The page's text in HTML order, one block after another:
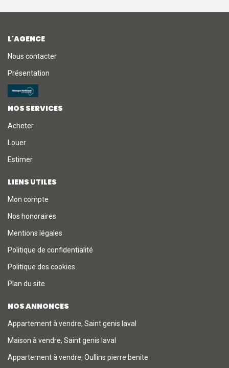
L'AGENCE
Nous contacter
Présentation
NOS SERVICES
Acheter
Louer
Estimer
LIENS UTILES
Mon compte
Nos honoraires
Mentions légales
Politique de confidentialité
Politique des cookies
Plan du site
NOS ANNONCES
Appartement à vendre, Saint genis laval
Maison à vendre, Saint genis laval
Appartement à vendre, Oullins pierre benite